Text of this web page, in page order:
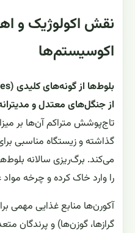
نقش اکولوژیک و
اکوسیستم‌ها
از جنگل‌های معتدل و
تاج‌پوشش متراکم آن‌ها بر
گذاشته و زیستگاه مناسبی
می‌کند. برگ‌ریزی سالانه
را وارد خاک کرده و چرخه
آکورن‌ها منابع غذایی مهمی
گرازها، گوزن‌ها) و پرندگان